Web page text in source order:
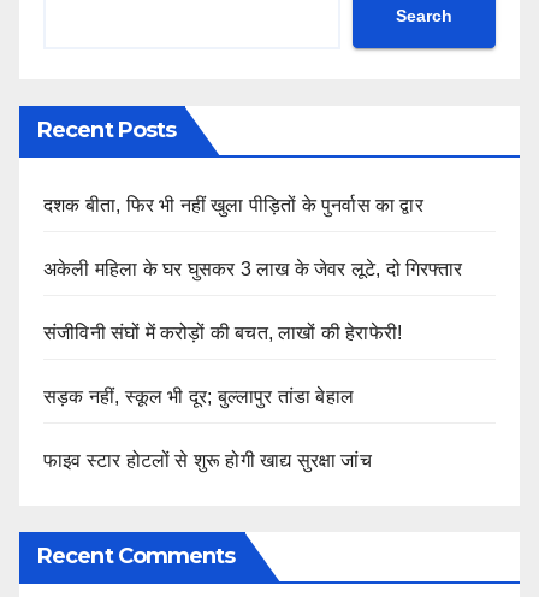
Search
Recent Posts
दशक बीता, फिर भी नहीं खुला पीड़ितों के पुनर्वास का द्वार
अकेली महिला के घर घुसकर 3 लाख के जेवर लूटे, दो गिरफ्तार
संजीविनी संघों में करोड़ों की बचत, लाखों की हेराफेरी!
सड़क नहीं, स्कूल भी दूर; बुल्लापुर तांडा बेहाल
फाइव स्टार होटलों से शुरू होगी खाद्य सुरक्षा जांच
Recent Comments